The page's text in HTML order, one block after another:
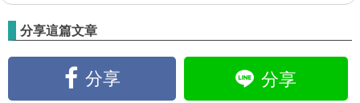
分享這篇文章
分享 分享